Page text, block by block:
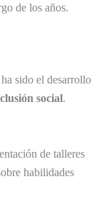
de los años.
sido el desarrollo
social.
de talleres
habilidades